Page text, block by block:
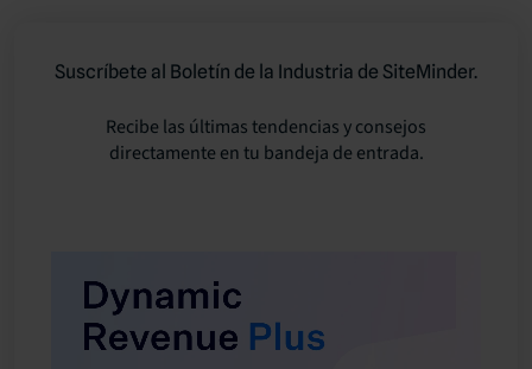
Suscríbete al Boletín de la Industria de SiteMinder.
Recibe las últimas tendencias y consejos
directamente en tu bandeja de entrada.